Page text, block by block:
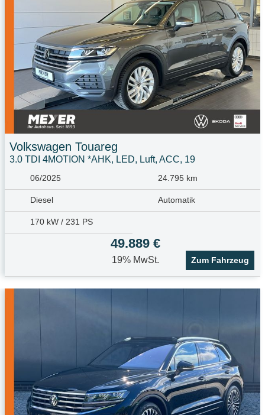
Volkswagen Touareg
3.0 TDI 4MOTION *AHK, LED, Luft, ACC, 19
06/2025 24.795 km
Diesel Automatik
170 kW / 231 PS
49.889 €
19% MwSt. Zum Fahrzeug